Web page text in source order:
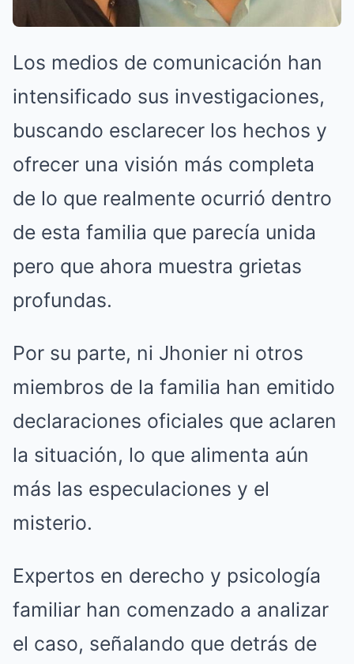
Los medios de comunicación han
intensificado sus investigaciones,
buscando esclarecer los hechos y
ofrecer una visión más completa
de lo que realmente ocurrió dentro
de esta familia que parecía unida
pero que ahora muestra grietas
profundas.
Por su parte, ni Jhonier ni otros
miembros de la familia han emitido
declaraciones oficiales que aclaren
la situación, lo que alimenta aún
más las especulaciones y el
misterio.
Expertos en derecho y psicología
familiar han comenzado a analizar
el caso, señalando que detrás de